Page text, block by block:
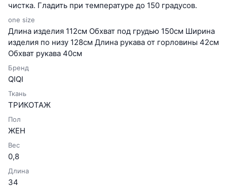
чистка. Гладить при температуре до 150 градусов.
one size
Длина изделия 112см Обхват под грудью 150см Ширина
изделия по низу 128см Длина рукава от горловины 42см
Обхват рукава 40см
Бренд
QIQI
Ткань
ТРИКОТАЖ
Пол
ЖЕН
Вес
0,8
Длина
34